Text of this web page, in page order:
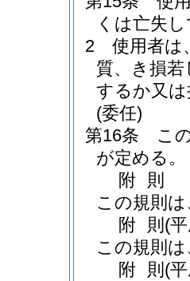
くは亡失
2
使用者は
質、き損
するか又
(委任)
第16条
こ
が定める。
附 則
この規則
附 則 (
この規則
附 則 (